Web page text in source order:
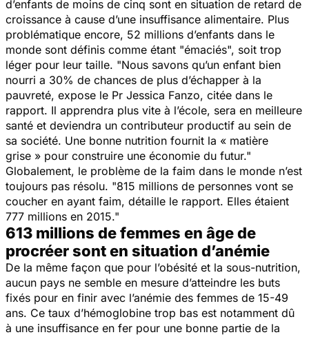
d’enfants de moins de cinq sont en situation de retard de
croissance à cause d’une insuffisance alimentaire. Plus
problématique encore, 52 millions d’enfants dans le
monde sont définis comme étant "émaciés", soit trop
léger pour leur taille. "Nous savons qu’un enfant bien
nourri a 30% de chances de plus d’échapper à la
pauvreté, expose le Pr Jessica Fanzo, citée dans le
rapport. Il apprendra plus vite à l’école, sera en meilleure
santé et deviendra un contributeur productif au sein de
sa société. Une bonne nutrition fournit la « matière
grise » pour construire une économie du futur."
Globalement, le problème de la faim dans le monde n’est
toujours pas résolu. "815 millions de personnes vont se
coucher en ayant faim, détaille le rapport. Elles étaient
777 millions en 2015."
613 millions de femmes en âge de
procréer sont en situation d’anémie
De la même façon que pour l’obésité et la sous-nutrition,
aucun pays ne semble en mesure d’atteindre les buts
fixés pour en finir avec l’anémie des femmes de 15-49
ans. Ce taux d’hémoglobine trop bas est notamment dû
à une insuffisance en fer pour une bonne partie de la